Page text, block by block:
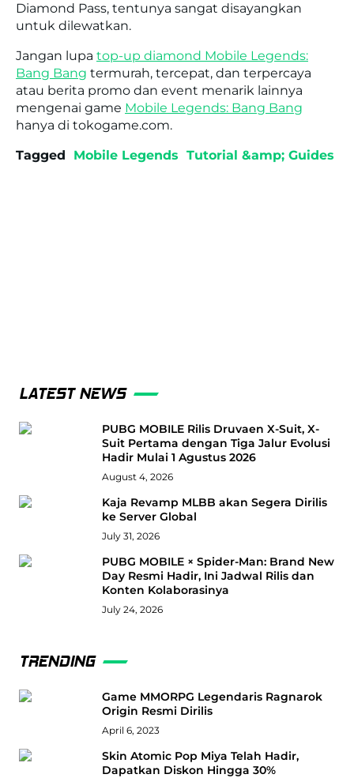
Diamond Pass, tentunya sangat disayangkan
untuk dilewatkan.
Jangan lupa top-up diamond Mobile Legends:
Bang Bang termurah, tercepat, dan terpercaya
atau berita promo dan event menarik lainnya
mengenai game Mobile Legends: Bang Bang
hanya di tokogame.com.
Tagged
Mobile Legends Tutorial &amp; Guides
LATEST NEWS
PUBG MOBILE Rilis Druvaen X-Suit, X-
Suit Pertama dengan Tiga Jalur Evolusi
Hadir Mulai 1 Agustus 2026
August 4, 2026
Kaja Revamp MLBB akan Segera Dirilis
ke Server Global
July 31, 2026
PUBG MOBILE × Spider-Man: Brand New
Day Resmi Hadir, Ini Jadwal Rilis dan
Konten Kolaborasinya
July 24, 2026
TRENDING
Game MMORPG Legendaris Ragnarok
Origin Resmi Dirilis
April 6, 2023
Skin Atomic Pop Miya Telah Hadir,
Dapatkan Diskon Hingga 30%